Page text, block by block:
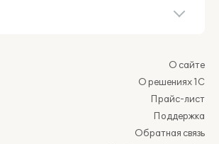
О сайте
О решениях 1С
Прайс-лист
Поддержка
Обратная связь